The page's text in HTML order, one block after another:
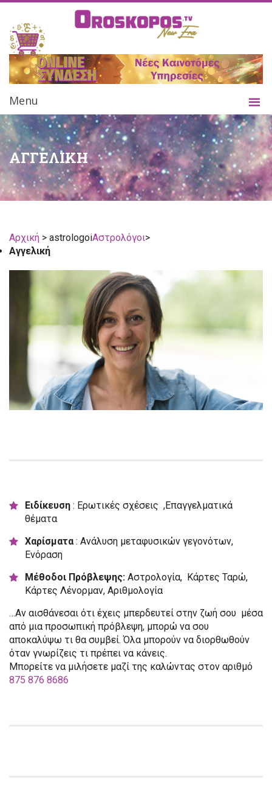
Menu
ΑΓΓΕΛΙΚΗ
Αρχική > astrologoiΑστρολόγοι>
Αγγελική
Ειδίκευση : Ερωτικές σχέσεις ,Επαγγελματικά
θέματα
Χαρίσματα : Ανάλυση μεταφυσικών γεγονότων,
Ενόραση
Μέθοδοι Πρόβλεψης: Αστρολογία, Κάρτες Ταρώ,
Κάρτες Λένορμαν, Αριθμολογία
…Αν αισθάνεσαι ότι έχεις μπερδευτεί στην ζωή σου μέσα
από μια προσωπική πρόβλεψη, μπορώ να σου
αποκαλύψω τι θα συμβεί. Όλα μπορούν να διορθωθούν
όταν γνωρίζεις τι πρέπει να κάνεις.
Μπορείτε να μιλήσετε μαζί της καλώντας στον αριθμό
875 876 8686